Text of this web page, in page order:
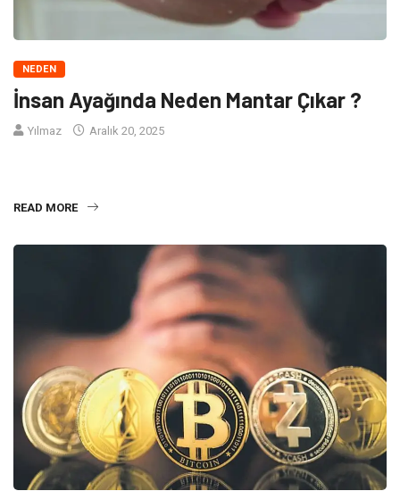
NEDEN
İnsan Ayağında Neden Mantar Çıkar ?
Yılmaz Aralık 20, 2025
READ MORE